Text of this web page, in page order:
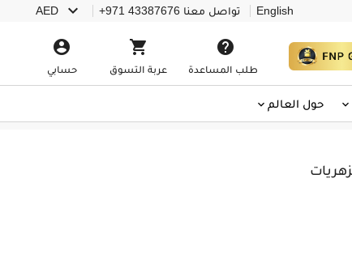
English تواصل معنا +971 43387676
AED 

طلب المساعدة

عربة التسوق

حسابي
حول العالم